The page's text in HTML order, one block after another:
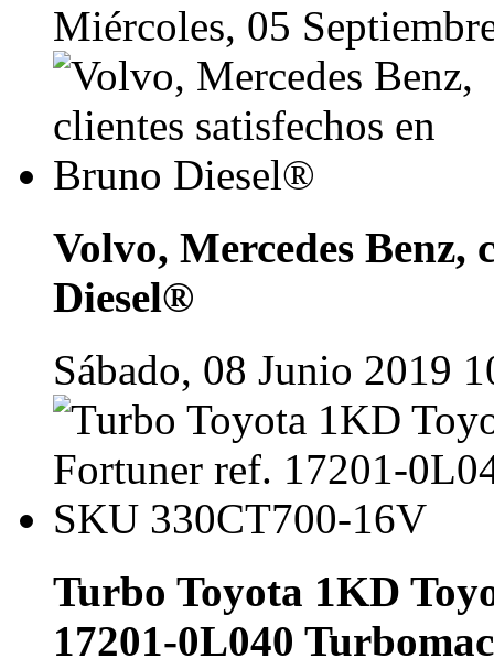
Miércoles, 05
Volvo, Mercedes Benz,
Diesel®
Sábado, 08 Junio 2019
Turbo Toyota 1KD
17201-0L040